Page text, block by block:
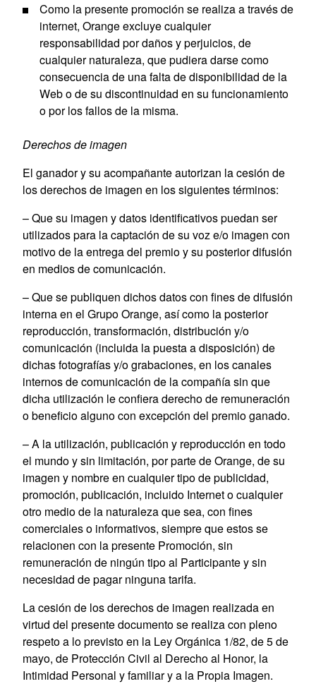
Como la presente promoción se realiza a través de
internet, Orange excluye cualquier
responsabilidad por daños y perjuicios, de
cualquier naturaleza, que pudiera darse como
consecuencia de una falta de disponibilidad de la
Web o de su discontinuidad en su funcionamiento
o por los fallos de la misma.
Derechos de imagen
El ganador y su acompañante autorizan la cesión de
los derechos de imagen en los siguientes términos:
– Que su imagen y datos identificativos puedan ser
utilizados para la captación de su voz e/o imagen con
motivo de la entrega del premio y su posterior difusión
en medios de comunicación.
– Que se publiquen dichos datos con fines de difusión
interna en el Grupo Orange, así como la posterior
reproducción, transformación, distribución y/o
comunicación (incluida la puesta a disposición) de
dichas fotografías y/o grabaciones, en los canales
internos de comunicación de la compañía sin que
dicha utilización le confiera derecho de remuneración
o beneficio alguno con excepción del premio ganado.
– A la utilización, publicación y reproducción en todo
el mundo y sin limitación, por parte de Orange, de su
imagen y nombre en cualquier tipo de publicidad,
promoción, publicación, incluido Internet o cualquier
otro medio de la naturaleza que sea, con fines
comerciales o informativos, siempre que estos se
relacionen con la presente Promoción, sin
remuneración de ningún tipo al Participante y sin
necesidad de pagar ninguna tarifa.
La cesión de los derechos de imagen realizada en
virtud del presente documento se realiza con pleno
respeto a lo previsto en la Ley Orgánica 1/82, de 5 de
mayo, de Protección Civil al Derecho al Honor, la
Intimidad Personal y familiar y a la Propia Imagen.